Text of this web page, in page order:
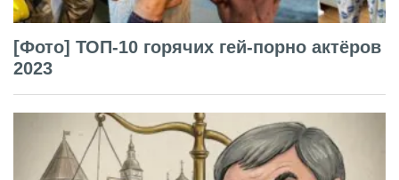
[Фото] ТОП-10 горячих гей-порно актёров
2023